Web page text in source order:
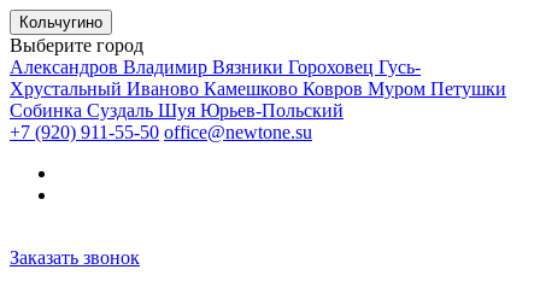
Кольчугино
Выберите город
Александров Владимир Вязники Гороховец Гусь-
Хрустальный Иваново Камешково Ковров Муром Петушки
Собинка Суздаль Шуя Юрьев-Польский
+7 (920) 911-55-50 office@newtone.su
Заказать звонок